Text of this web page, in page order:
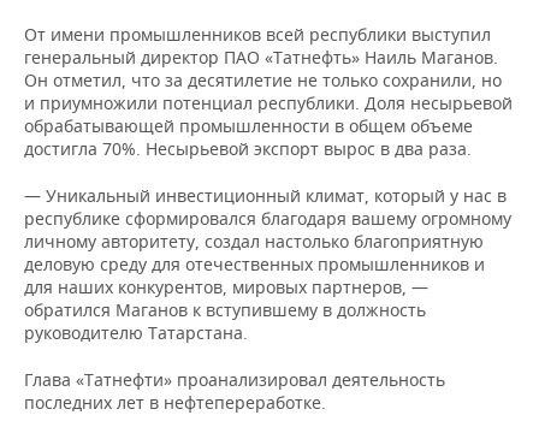
От имени промышленников всей республики выступил
генеральный директор ПАО «Татнефть» Наиль Маганов.
Он отметил, что за десятилетие не только сохранили, но
и приумножили потенциал республики. Доля несырьевой
обрабатывающей промышленности в общем объеме
достигла 70%. Несырьевой экспорт вырос в два раза.
— Уникальный инвестиционный климат, который у нас в
республике сформировался благодаря вашему огромному
личному авторитету, создал настолько благоприятную
деловую среду для отечественных промышленников и
для наших конкурентов, мировых партнеров, —
обратился Маганов к вступившему в должность
руководителю Татарстана.
Глава «Татнефти» проанализировал деятельность
последних лет в нефтепереработке.